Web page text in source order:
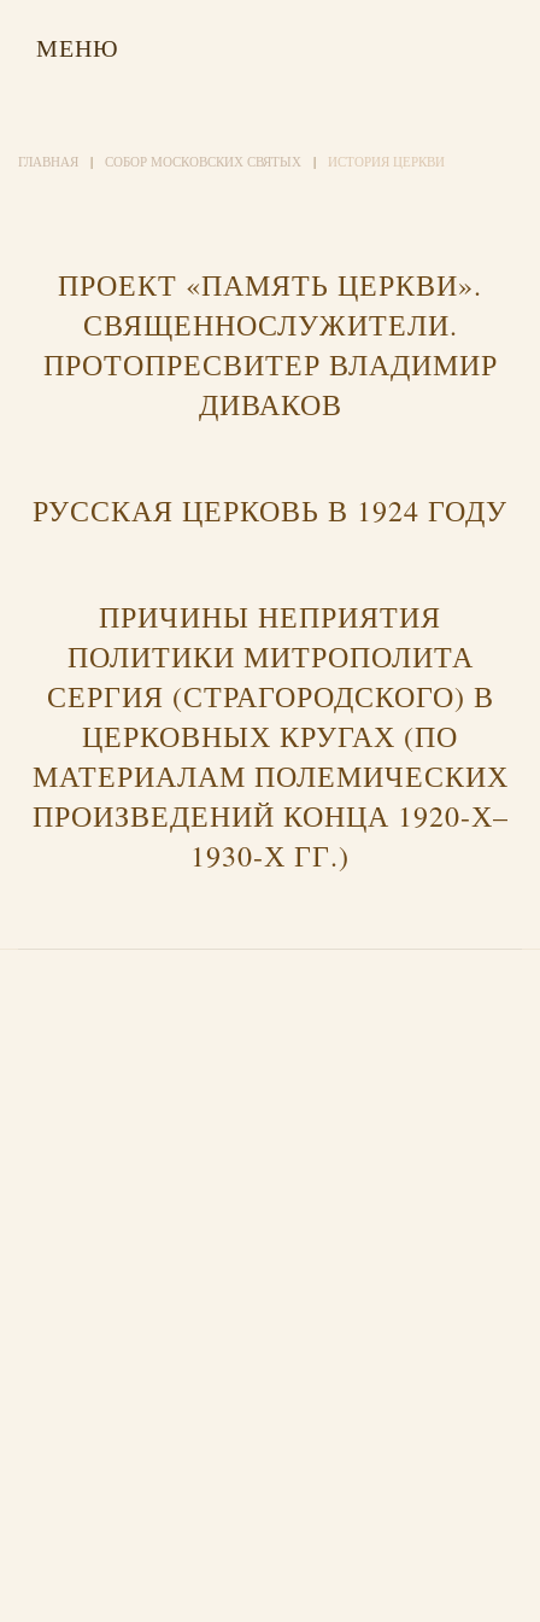
МЕНЮ
ГЛАВНАЯ СОБОР МОСКОВСКИХ СВЯТЫХ ИСТОРИЯ ЦЕРКВИ
ПРОЕКТ «ПАМЯТЬ ЦЕРКВИ».
СВЯЩЕННОСЛУЖИТЕЛИ.
ПРОТОПРЕСВИТЕР ВЛАДИМИР
ДИВАКОВ
РУССКАЯ ЦЕРКОВЬ В 1924 ГОДУ
ПРИЧИНЫ НЕПРИЯТИЯ
ПОЛИТИКИ МИТРОПОЛИТА
СЕРГИЯ (СТРАГОРОДСКОГО) В
ЦЕРКОВНЫХ КРУГАХ (ПО
МАТЕРИАЛАМ ПОЛЕМИЧЕСКИХ
ПРОИЗВЕДЕНИЙ КОНЦА 1920-Х–
1930-Х ГГ.)